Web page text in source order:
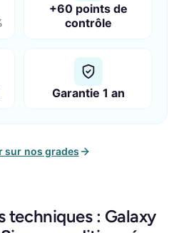
+60 points de
contrôle
Garantie 1 an
sur nos grades
techniques : Galaxy